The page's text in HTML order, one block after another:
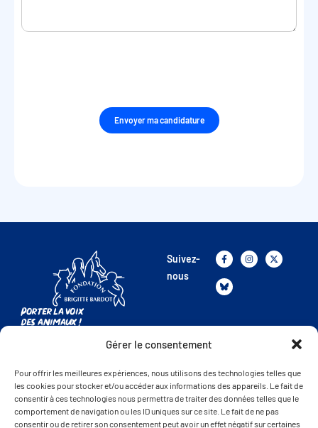
Gérer le consentement
Pour offrir les meilleures expériences, nous utilisons des technologies telles que
les cookies pour stocker et/ou accéder aux informations des appareils. Le fait de
consentir à ces technologies nous permettra de traiter des données telles que le
comportement de navigation ou les ID uniques sur ce site. Le fait de ne pas
consentir ou de retirer son consentement peut avoir un effet négatif sur certaines
Envoyer ma candidature
Porter la voix
des animaux !
Présentation de la FBB
Nos combats
Nos refuges
Suivez-
nous